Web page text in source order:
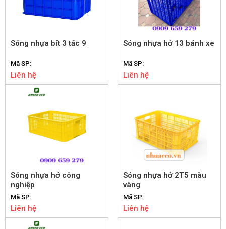
Sóng nhựa bít 3 tấc 9
Mã SP:
Liên hệ
Sóng nhựa hở 13 bánh xe
Mã SP:
Liên hệ
Sóng nhựa hở công
nghiệp
Mã SP:
Liên hệ
Sóng nhựa hở 2T5 màu
vàng
Mã SP:
Liên hệ